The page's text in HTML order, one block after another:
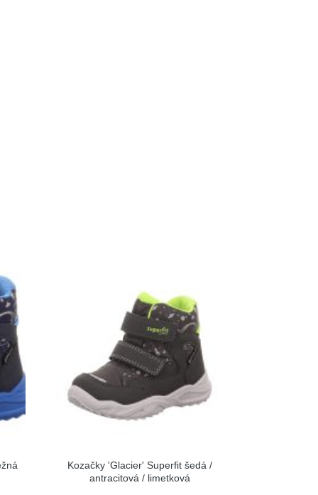
Kozačky 'Glacier' Superfit šedá /
antracitová / limetková